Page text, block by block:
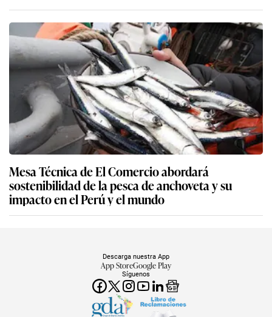
Mesa Técnica de El Comercio abordará
sostenibilidad de la pesca de anchoveta y su
impacto en el Perú y el mundo
Síguenos
Descarga nuestra App
App StoreGoogle Play